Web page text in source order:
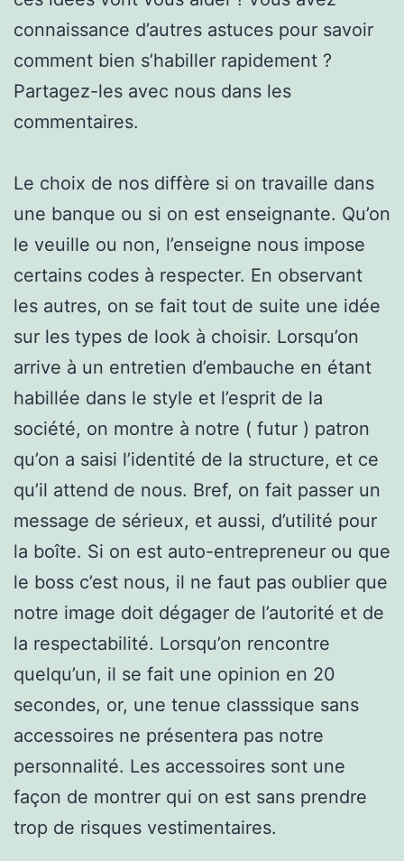
connaissance d’autres astuces pour savoir
comment bien s’habiller rapidement ?
Partagez-les avec nous dans les
commentaires.
Le choix de nos diffère si on travaille dans
une banque ou si on est enseignante. Qu’on
le veuille ou non, l’enseigne nous impose
certains codes à respecter. En observant
les autres, on se fait tout de suite une idée
sur les types de look à choisir. Lorsqu’on
arrive à un entretien d’embauche en étant
habillée dans le style et l’esprit de la
société, on montre à notre ( futur ) patron
qu’on a saisi l’identité de la structure, et ce
qu’il attend de nous. Bref, on fait passer un
message de sérieux, et aussi, d’utilité pour
la boîte. Si on est auto-entrepreneur ou que
le boss c’est nous, il ne faut pas oublier que
notre image doit dégager de l’autorité et de
la respectabilité. Lorsqu’on rencontre
quelqu’un, il se fait une opinion en 20
secondes, or, une tenue classsique sans
accessoires ne présentera pas notre
personnalité. Les accessoires sont une
façon de montrer qui on est sans prendre
trop de risques vestimentaires.